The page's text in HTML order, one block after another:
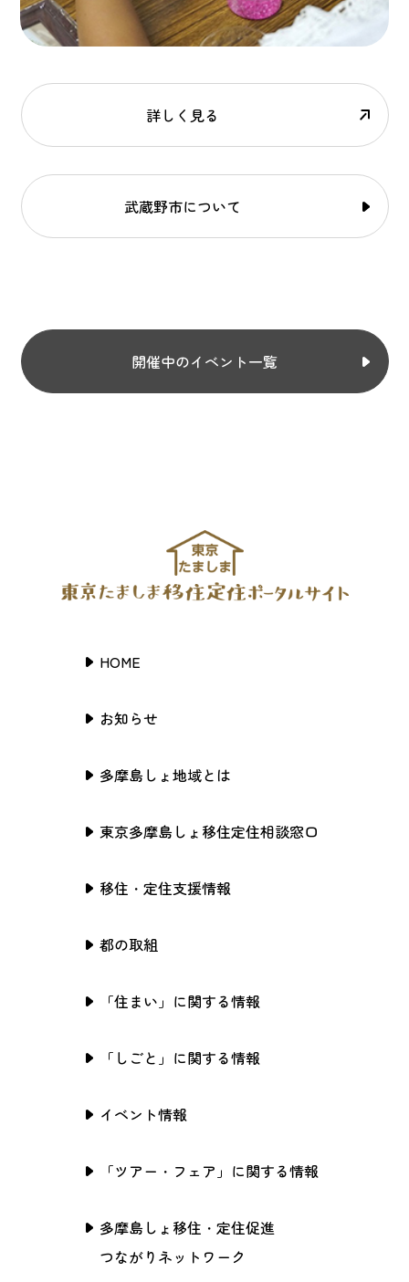
詳しく見る
武蔵野市について
開催中のイベント一覧
HOME
お知らせ
多摩島しょ地域とは
東京多摩島しょ移住定住相談窓口
移住・定住支援情報
都の取組
「住まい」に関する情報
「しごと」に関する情報
イベント情報
「ツアー・フェア」に関する情報
多摩島しょ移住・定住促進
つながりネットワーク